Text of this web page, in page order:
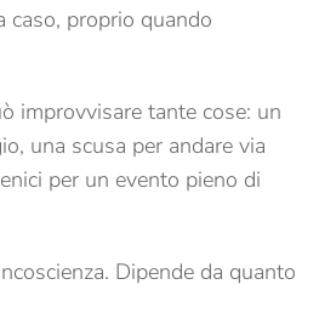
caso, proprio quando
improvvisare tante cose: un
una scusa per andare via
per un evento pieno di
Dipende da quanto